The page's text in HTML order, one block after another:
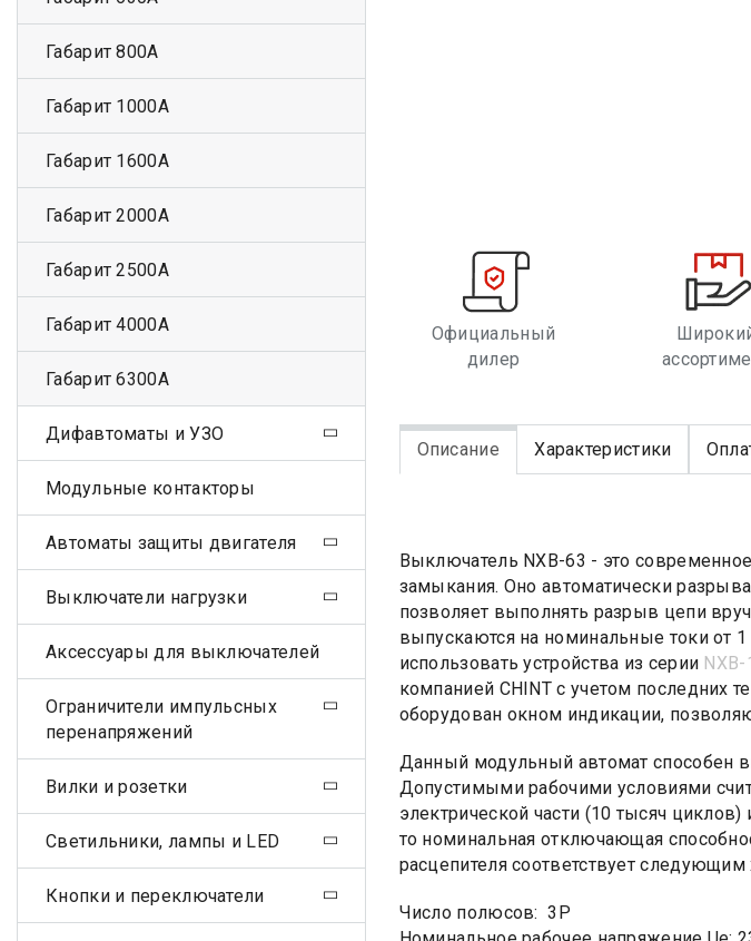
Официальный
дилер
Описание Характеристики
Выключатель NXB-63 - это
замыкания. Оно автоматически
позволяет выполнять разрыв цепи
выпускаются на номинальные токи от
использовать устройства из серии NXB-
компанией CHINT с учетом последних
оборудован окном индикации,
Данный модульный автомат способен
Допустимыми рабочими условиями
электрической части (10 тысяч циклов)
то номинальная отключающая
расцепителя соответствует следующим
Число полюсов: 3Р
Габарит 800А
Габарит 1000А
Габарит 1600А
Габарит 2000А
Габарит 2500А
Габарит 4000А
Габарит 6300А
Дифавтоматы и УЗО
Модульные контакторы
Автоматы защиты двигателя
Выключатели нагрузки
Аксессуары для выключателей
Ограничители импульсных
перенапряжений
Вилки и розетки
Светильники, лампы и LED
Кнопки и переключатели